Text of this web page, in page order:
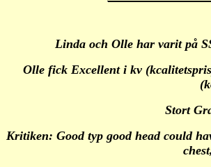
Linda och Olle har varit på
Olle fick Excellent i kv
Stort
Kritiken: Good typ good head could